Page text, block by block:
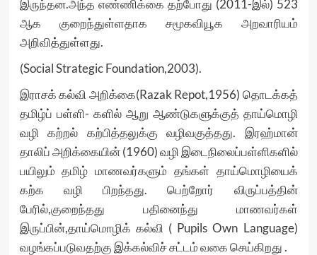
இருந்தன.அந்த எண்ணிக்கை தற்போது (2011-இல்) 523
ஆக குறைந்துள்ளதாக சமூகவியூக அறவாரியம்
அறிவித்துள்ளது.
(Social Strategic Foundation,2003).
இராசக் கல்வி அறிக்கை(Razak Repot,1956) தொடக்கத்
தமிழ்ப் பள்ளி- களில் ஆறு ஆண்டுகளுக்குத் தாய்மொழி
வழி கற்றல் கற்பித்தலுக்கு வழிவகுத்தது. இரஹ்மான்
தாலிப் அறிக்கையின் (1960) வழி இடைநிலைப்பள்ளிகளில்
பயிலும் தமிழ் மாணவர்களும் தங்கள் தாய்மொழியைக்
கற்க வழி பிறந்தது. பெற்றோர் விருப்பத்தின்
பேரில்,குறைந்தது பதினைந்து மாணவர்கள்
இருப்பின்,தாய்மொழிக் கல்வி ( Pupils Own Language)
வழங்கப்படுவதற்கு இக்கல்விச் சட்டம் வகை செய்கிறது .